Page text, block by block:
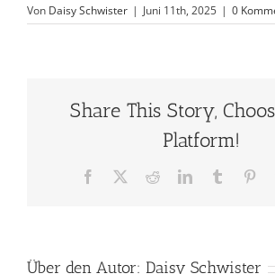
Von Daisy Schwister | Juni 11th, 2025 | 0
Share This Story,
Platform!
Facebook RedditLinkedInTumblr
Über den Autor: Daisy Schwister